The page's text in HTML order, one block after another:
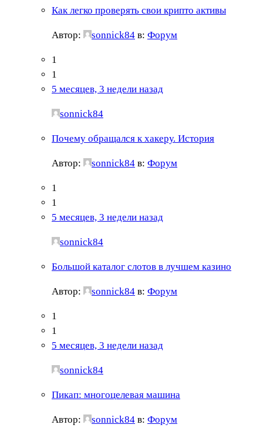
Как легко проверять свои крипто активы
Автор: sonnick84 в: Форум
1
1
5 месяцев, 3 недели назад
sonnick84
Почему обращался к хакеру. История
Автор: sonnick84 в: Форум
1
1
5 месяцев, 3 недели назад
sonnick84
Большой каталог слотов в лучшем казино
Автор: sonnick84 в: Форум
1
1
5 месяцев, 3 недели назад
sonnick84
Пикап: многоцелевая машина
Автор: sonnick84 в: Форум